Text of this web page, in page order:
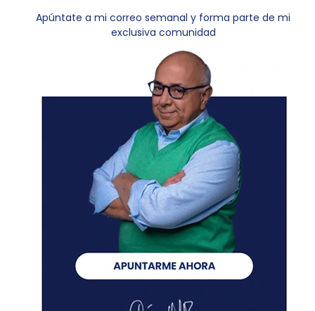
Apúntate a mi correo semanal y forma parte de mi
exclusiva comunidad